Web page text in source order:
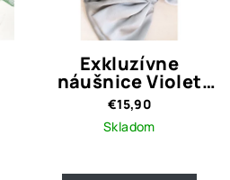
Exkluzívne
náušnice Violet
Crystal Quality
€15,90
Skladom